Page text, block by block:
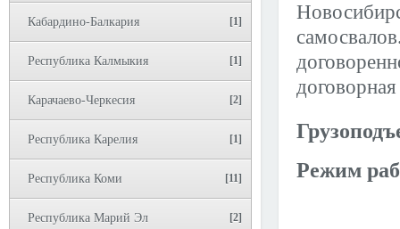
Кабардино-Балкария [1]
Республика Калмыкия [1]
Карачаево-Черкесия [2]
Республика Карелия [1]
Республика Коми [11]
Республика Марий Эл [2]
договорная
Режим